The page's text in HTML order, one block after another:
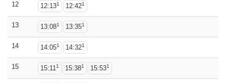
12 12:131 12:421
13 13:081 13:351
14 14:051 14:321
15 15:111 15:381 15:531